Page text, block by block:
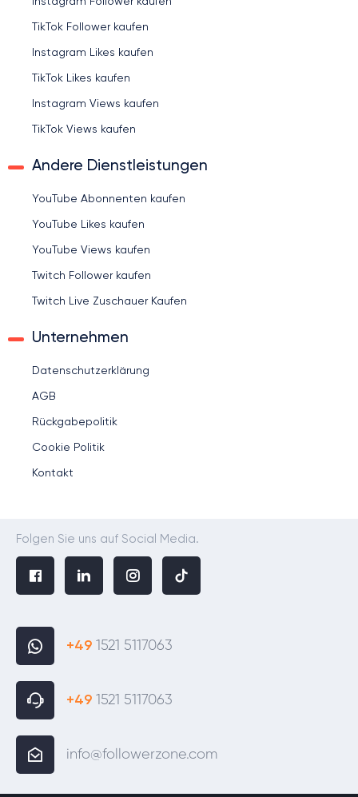
TikTok Follower kaufen
Instagram Likes kaufen
TikTok Likes kaufen
Instagram Views kaufen
TikTok Views kaufen
Andere Dienstleistungen
YouTube Abonnenten kaufen
YouTube Likes kaufen
YouTube Views kaufen
Twitch Follower kaufen
Twitch Live Zuschauer Kaufen
Unternehmen
Datenschutzerklärung
AGB
Rückgabepolitik
Cookie Politik
Kontakt
Folgen Sie uns auf Social Media.
+49 1521 5117063
+49 1521 5117063
info@followerzone.com